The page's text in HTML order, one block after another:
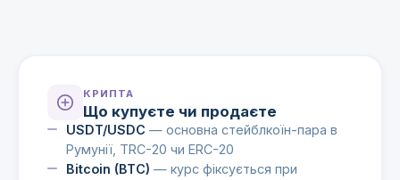
КРИПТА
Що купуєте чи продаєте
USDT/USDC — основна стейблкоїн-пара в
Румунії, TRC-20 чи ERC-20
Bitcoin (BTC) — курс фіксується при